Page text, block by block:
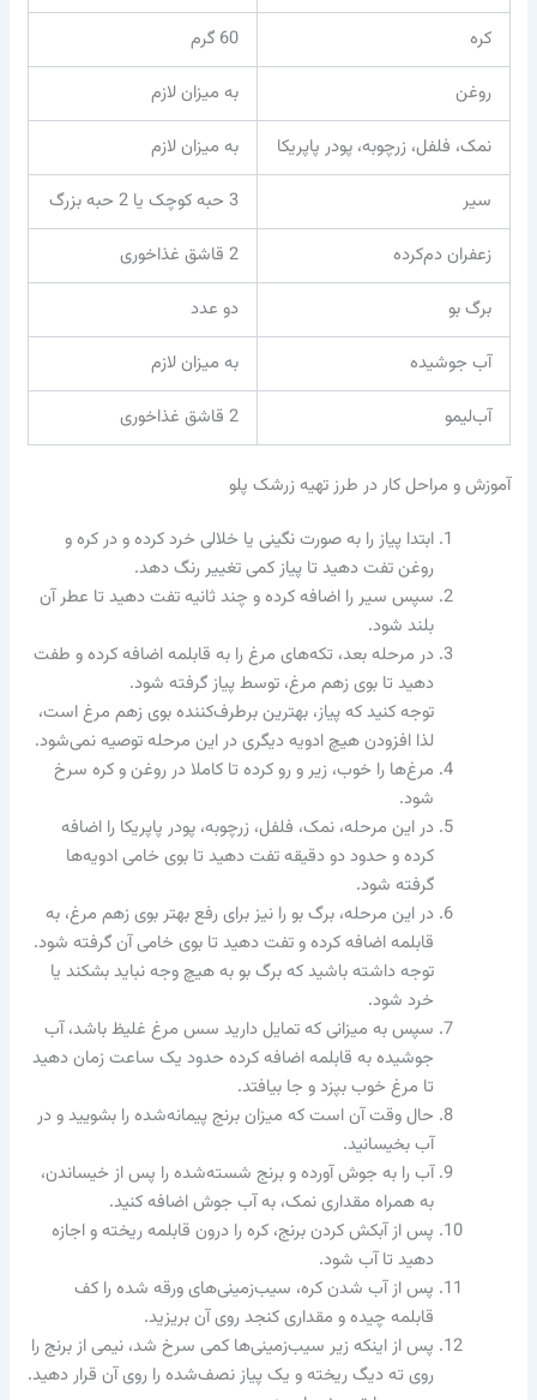
کره
60 گرم
روغن
به میزان لازم
نمک، فلفل، زرچوبه، پودر پاپریکا
به میزان لازم
سیر
3 حبه کوچک یا 2 حبه بزرگ
زعفران دم‌کرده
2 قاشق غذاخوری
برگ بو
دو عدد
آب جوشیده
به میزان لازم
آب‌لیمو
2 قاشق غذاخوری
آموزش و مراحل کار در طرز تهیه زرشک پلو
ابتدا پیاز را به صورت نگینی یا خلالی خرد کرده و در کره و
روغن تفت دهید تا پیاز کمی تغییر رنگ دهد.
سپس سیر را اضافه کرده و چند ثانیه تفت دهید تا عطر آن
بلند شود.
در مرحله بعد، تکه‌های مرغ را به قابلمه اضافه کرده و طفت
دهید تا بوی زهم مرغ، توسط پیاز گرفته شود.
توجه کنید که پیاز، بهترین برطرف‌کننده بوی زهم مرغ است،
لذا افزودن هیچ ادویه دیگری در این مرحله توصیه نمی‌شود.
مرغ‌ها را خوب، زیر و رو کرده تا کاملا در روغن و کره سرخ
شود.
در این مرحله، نمک، فلفل، زرچوبه، پودر پاپریکا را اضافه
کرده و حدود دو دقیقه تفت دهید تا بوی خامی ادویه‌ها
گرفته شود.
در این مرحله، برگ بو را نیز برای رفع بهتر بوی زهم مرغ، به
قابلمه اضافه کرده و تفت دهید تا بوی خامی آن گرفته شود.
توجه داشته باشید که برگ بو به هیچ وجه نباید بشکند یا
خرد شود.
سپس به میزانی که تمایل دارید سس مرغ غلیظ باشد، آب
جوشیده به قابلمه اضافه کرده حدود یک ساعت زمان دهید
تا مرغ خوب بپزد و جا بیافتد.
حال وقت آن است که میزان برنج پیمانه‌شده را بشویید و در
آب بخیسانید.
آب را به جوش آورده و برنج شسته‌شده را پس از خیساندن،
به همراه مقداری نمک، به آب جوش اضافه کنید.
پس از آبکش کردن برنج، کره را درون قابلمه ریخته و اجازه
دهید تا آب شود.
پس از آب شدن کره، سیب‌زمینی‌های ورقه شده را کف
قابلمه چیده و مقداری کنجد روی آن بریزید.
پس از اینکه زیر سیب‌زمینی‌ها کمی سرخ شد، نیمی از برنج را
روی ته دیگ ریخته و یک پیاز نصف‌شده را روی آن قرار دهید.